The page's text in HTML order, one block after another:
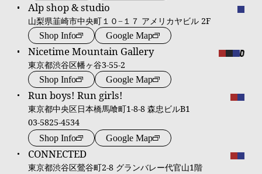
Alp shop & studio
山梨県韮崎市中央町１０−１７ アメリカヤビル 2F
Shop Info Google Map
Nicetime Mountain Gallery
東京都渋谷区幡ヶ谷3-55-2
Shop Info Google Map
Run boys! Run girls!
東京都中央区日本橋馬喰町1-8-8 森忠ビルB1
03-5825-4534
Shop Info Google Map
CONNECTED
東京都渋谷区鶯谷町2-8 グランバレー代官山1階